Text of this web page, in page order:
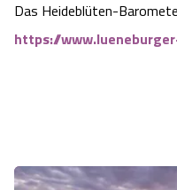
Das Heideblüten-
https://